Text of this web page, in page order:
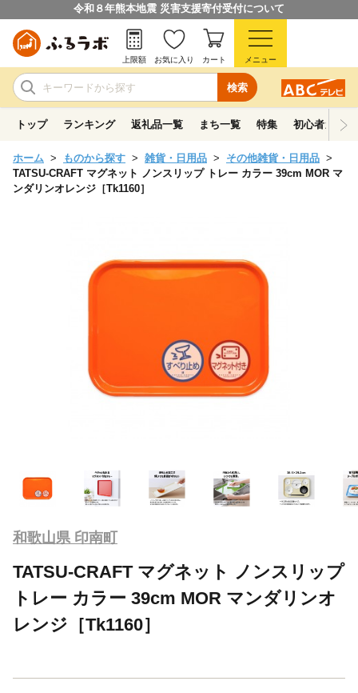
令和８年熊本地震 災害支援寄付受付について
検索
上限額 お気に入り カート メニュー
トップ ランキング 返礼品一覧 まち一覧 特集 初心者ガイド
ホーム ものから探す 雑貨・日用品
その他雑貨・日用品
TATSU-CRAFT マグネット ノンスリップ トレー カラー 39cm MOR マ
ンダリンオレンジ［Tk1160］
和歌山県 印南町
TATSU-CRAFT マグネット ノンスリップ
トレー カラー 39cm MOR マンダリンオ
レンジ［Tk1160］